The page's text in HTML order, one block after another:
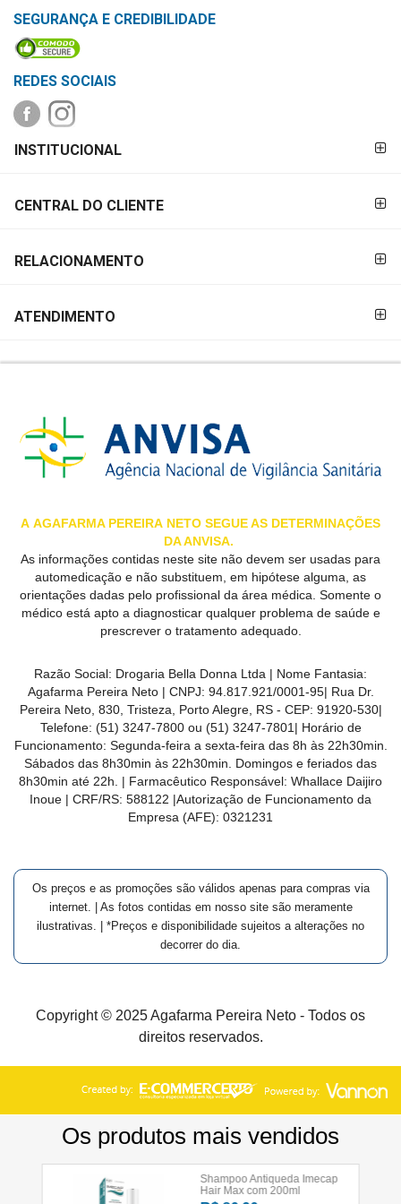
&
PROMOÇÕES
OFERTAS
LOCALIZAÇÃO
DE
MAIS
PRÓXIMA
DO
SEGURANÇA E CREDIBILIDADE
REDES SOCIAIS
PAGAMENTO
INSTITUCIONAL
CENTRAL DO CLIENTE
RELACIONAMENTO
ATENDIMENTO
A AGAFARMA PEREIRA NETO SEGUE AS DETERMINAÇÕES
DA ANVISA.
As informações contidas neste site não devem ser usadas para
automedicação e não substituem, em hipótese alguma, as
orientações dadas pelo profissional da área médica. Somente o
médico está apto a diagnosticar qualquer problema de saúde e
prescrever o tratamento adequado.
Razão Social: Drogaria Bella Donna Ltda | Nome Fantasia:
Agafarma Pereira Neto | CNPJ: 94.817.921/0001-95| Rua Dr.
Pereira Neto, 830, Tristeza, Porto Alegre, RS - CEP: 91920-530|
Telefone: (51) 3247-7800 ou (51) 3247-7801 | Horário de
Funcionamento: Segunda-feira a sexta-feira das 8h às 22h30min.
Sábados das 8h30min às 22h30min. Domingos e feriados das
8h30min até 22h. | Farmacêutico Responsável: Whallace Daijiro
Inoue | CRF/RS: 588122 |Autorização de Funcionamento da
Empresa (AFE): 0321231
Os preços e as promoções são válidos apenas para compras via
internet. | As fotos contidas em nosso site são meramente
ilustrativas. | *Preços e disponibilidade sujeitos a alterações no
decorrer do dia.
Copyright © 2025 Agafarma Pereira Neto - Todos os
direitos reservados.